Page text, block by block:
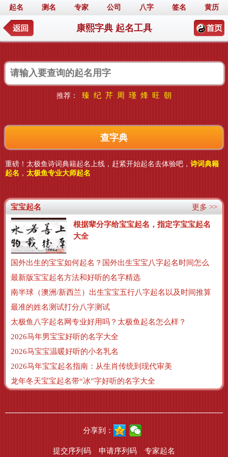
起名 测名 专家 公司 八字 签名 黄历
康熙字典 起名工具
推荐： 臻 纪 芹 周 瑾 烽 旺 朝
重磅！太极鱼诗词典籍起名上线，赶紧开始起名去体验吧， 诗词典籍
起名 ， 太极鱼专业大师起名
更多 >>
宝宝起名
根据辈分字给宝宝起名，指定字宝宝起名
大全
最新版宝宝起名方法和好听的名字精选
南半球（澳洲/新西兰）出生宝宝五行八字起名以及时间推算
最准的姓名测试打分八字测试
太极鱼八字起名网专业好用吗？太极鱼起名怎么样？
2026马年男宝宝好听的名字大全
2026马宝宝温暖好听的小名乳名
2026马年宝宝起名指南：从生肖传统到现代审美
龙年冬天宝宝起名带“冰”字好听的名字大全
分享到：
提交序列码 申请序列码 专家起名